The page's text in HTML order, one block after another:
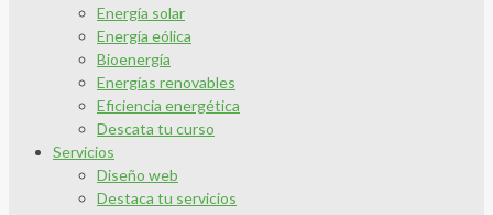
Energía solar
Energía eólica
Bioenergía
Energías renovables
Eficiencia energética
Descata tu curso
Servicios
Diseño web
Destaca tu servicios